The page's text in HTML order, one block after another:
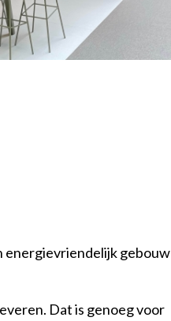
energievriendelijk gebouw
Dat is genoeg voor